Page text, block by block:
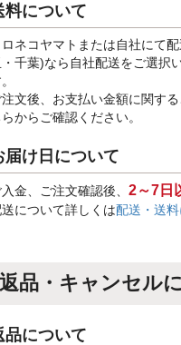
料について
ネコヤマトまたは自社にて
千葉)なら自社配送をご選択
文後、お支払い金額に関す
からご確認ください。
届け日について
金、ご注文確認後、 2～7日
について詳しくは配送・送
返品・キャンセル
品について